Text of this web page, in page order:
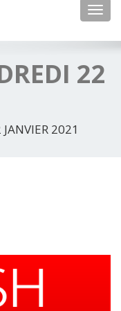
22
2021